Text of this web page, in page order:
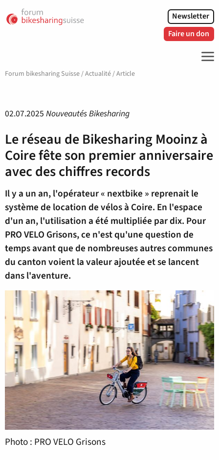
Newsletter
Faire un don
Forum bikesharing Suisse/Actualité/Article
02.07.2025 Nouveautés Bikesharing
Le réseau de Bikesharing Mooinz à
Coire fête son premier anniversaire
avec des chiffres records
Il y a un an, l'opérateur « nextbike » reprenait le
système de location de vélos à Coire. En l'espace
d'un an, l'utilisation a été multipliée par dix. Pour
PRO VELO Grisons, ce n'est qu'une question de
temps avant que de nombreuses autres communes
du canton voient la valeur ajoutée et se lancent
dans l'aventure.
Photo : PRO VELO Grisons